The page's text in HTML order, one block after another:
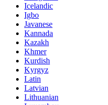
Icelandic
Igbo
Javanese
Kannada
Kazakh
Khmer
Kurdish
Kyrgyz
Latin
Latvian
Lithuanian